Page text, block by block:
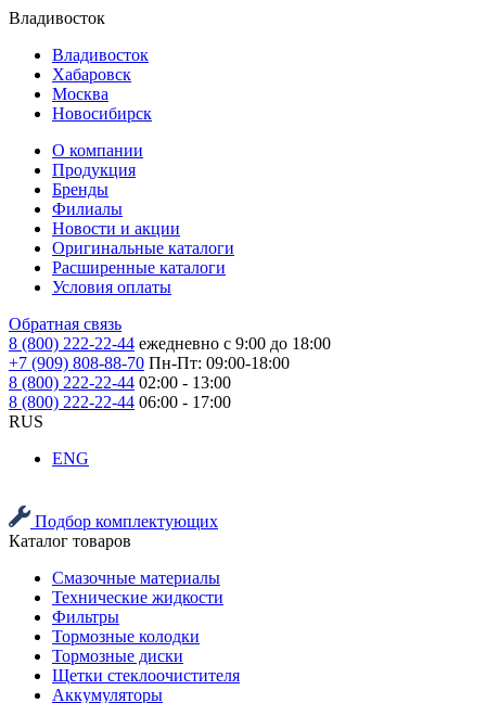
Владивосток
Владивосток
Хабаровск
Москва
Новосибирск
О компании
Продукция
Бренды
Филиалы
Новости и акции
Оригинальные каталоги
Расширенные каталоги
Условия оплаты
Обратная связь
8 (800) 222-22-44 ежедневно с 9:00 до 18:00
+7 (909) 808-88-70 Пн-Пт: 09:00-18:00
8 (800) 222-22-44 02:00 - 13:00
8 (800) 222-22-44 06:00 - 17:00
RUS
ENG
Подбор комплектующих
Каталог товаров
Смазочные материалы
Технические жидкости
Фильтры
Тормозные колодки
Тормозные диски
Щетки стеклоочистителя
Аккумуляторы